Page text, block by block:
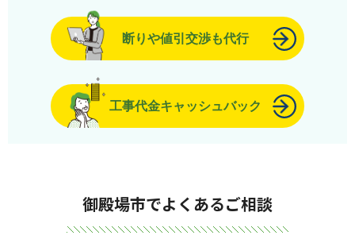
断りや値引交渉も代行
工事代金キャッシュバック
御殿場市でよくあるご相談